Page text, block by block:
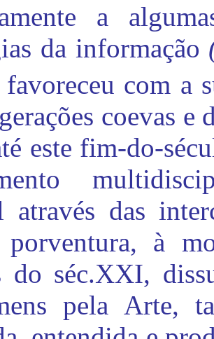
a
da informação
com a
coevas
este fim-do-
através das
porventura, à
do séc.XXI,
pela Arte,